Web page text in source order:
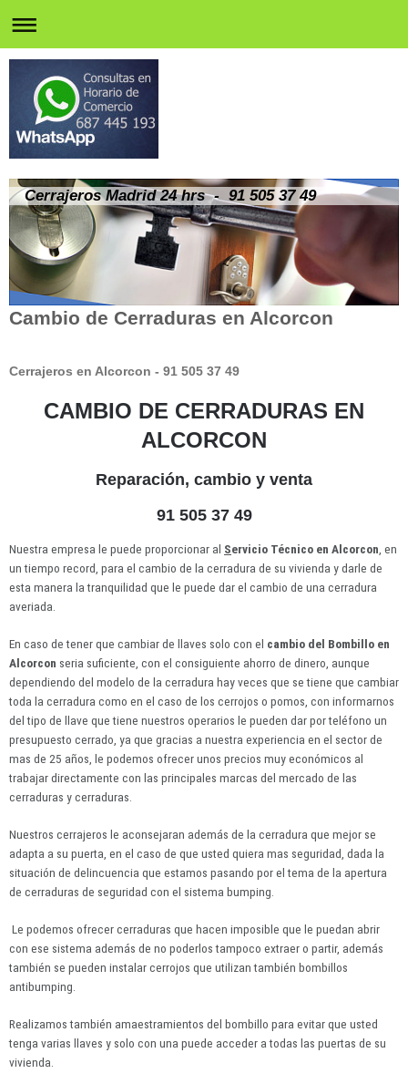
Cerrajeros Madrid 24 hrs - 91 505 37 49
Cambio de Cerraduras en Alcorcon
Cerrajeros en Alcorcon - 91 505 37 49
CAMBIO DE CERRADURAS EN
ALCORCON
Reparación, cambio y venta
91 505 37 49
Nuestra empresa le puede proporcionar al Servicio Técnico en Alcorcon , en
un tiempo record, para el cambio de la cerradura de su vivienda y darle de
esta manera la tranquilidad que le puede dar el cambio de una cerradura
averiada.
En caso de tener que cambiar de llaves solo con el cambio del Bombillo en
Alcorcon seria suficiente, con el consiguiente ahorro de dinero, aunque
dependiendo del modelo de la cerradura hay veces que se tiene que cambiar
toda la cerradura como en el caso de los cerrojos o pomos, con informarnos
del tipo de llave que tiene nuestros operarios le pueden dar por teléfono un
presupuesto cerrado, ya que gracias a nuestra experiencia en el sector de
mas de 25 años, le podemos ofrecer unos precios muy económicos al
trabajar directamente con las principales marcas del mercado de las
cerraduras y cerraduras.
Nuestros cerrajeros le aconsejaran además de la cerradura que mejor se
adapta a su puerta, en el caso de que usted quiera mas seguridad, dada la
situación de delincuencia que estamos pasando por el tema de la apertura
de cerraduras de seguridad con el sistema bumping.
Le podemos ofrecer cerraduras que hacen imposible que le puedan abrir
con ese sistema además de no poderlos tampoco extraer o partir, además
también se pueden instalar cerrojos que utilizan también bombillos
antibumping.
Realizamos también amaestramientos del bombillo para evitar que usted
tenga varias llaves y solo con una puede acceder a todas las puertas de su
vivienda.